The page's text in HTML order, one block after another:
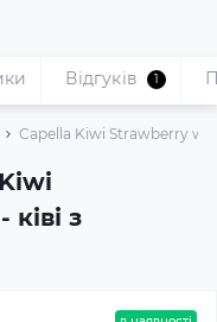
Capella Kiwi Strawberry
з
Відгуків 1